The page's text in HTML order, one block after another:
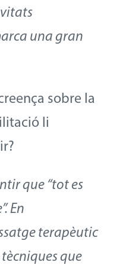
una gran
sobre la
li
que “tot es
En
terapèutic
que